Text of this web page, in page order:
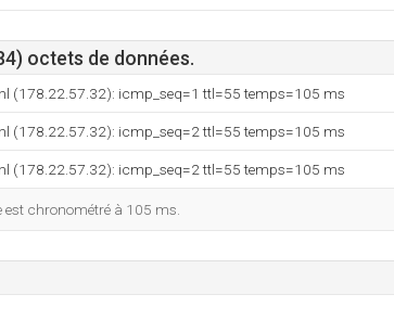
octets de données.
(178.22.57.32): icmp_seq=1 ttl=55 temps=105 ms
(178.22.57.32): icmp_seq=2 ttl=55 temps=105 ms
(178.22.57.32): icmp_seq=2 ttl=55 temps=105 ms
est chronométré à 105 ms.